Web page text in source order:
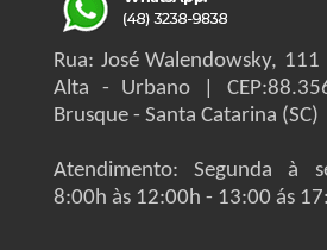
Rua: José Walendowsky,
Alta - Urbano |
Brusque - Santa Catarina (SC)
Atendimento: Segunda à
8:00h às 12:00h - 13:00 ás